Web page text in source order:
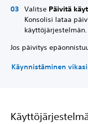
Valitse Päivitä
Konsolisi lataa
käyttöjärjestelmän.
Jos päivitys
Käynnistäminen